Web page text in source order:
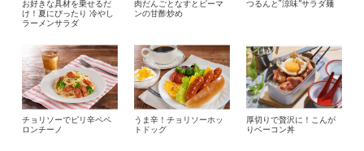
お好きな具材を乗せるだ
け！夏にぴったり 冷やし
ラーメンサラダ
肉だんごとなすとピーマ
ンの甘酢炒め
つるんと“涼味”サラダ麺
チョリソーでピリ辛ペペ
ロンチーノ
うま辛！チョリソーホッ
トドッグ
厚切りで贅沢に！こんが
りベーコン丼